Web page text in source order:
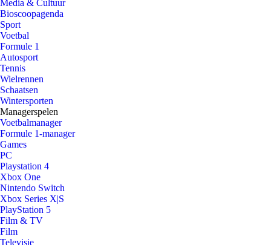
Media & Cultuur
Bioscoopagenda
Sport
Voetbal
Formule 1
Autosport
Tennis
Wielrennen
Schaatsen
Wintersporten
Managerspelen
Voetbalmanager
Formule 1-manager
Games
PC
Playstation 4
Xbox One
Nintendo Switch
Xbox Series X|S
PlayStation 5
Film & TV
Film
Televisie